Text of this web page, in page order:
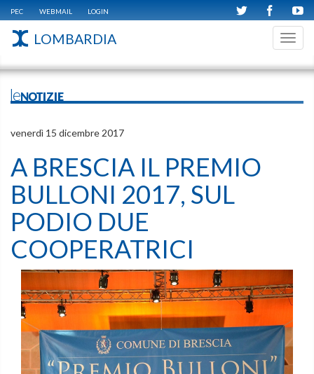
PEC WEBMAIL LOGIN
LOMBARDIA
leNOTIZIE
venerdì 15 dicembre 2017
A BRESCIA IL PREMIO
BULLONI 2017, SUL
PODIO DUE
COOPERATRICI